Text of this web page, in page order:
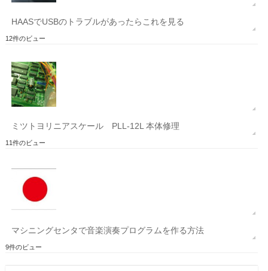
HAASでUSBのトラブルがあったらこれを見る
12件のビュー
ミツトヨリニアスケール PLL-12L 本体修理
11件のビュー
マシニングセンタで音楽演奏プログラムを作る方法
9件のビュー